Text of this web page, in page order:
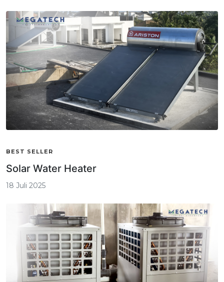
BEST SELLER
Solar Water Heater
18 Juli 2025